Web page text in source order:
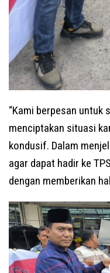
“Kami berpesan untuk
menciptakan situasi
kondusif. Dalam
agar dapat hadir ke
dengan memberikan